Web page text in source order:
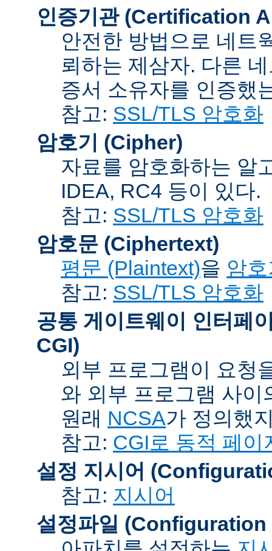
인증기관 (Certification
안전한 방법으로 네트
뢰하는 제삼자. 다른
증서 소유자를 인증했
참고: SSL/TLS 암호화
암호기 (Cipher)
자료를 암호화하는 알
IDEA, RC4 등이 있다.
참고: SSL/TLS 암호화
암호문 (Ciphertext)
평문 (Plaintext)을 암
참고: SSL/TLS 암호화
공통 게이트웨이 인터페
CGI)
외부 프로그램이 요청
와 외부 프로그램 사
원래 NCSA가 정의했
참고: CGI로 동적 페이
설정 지시어
참고: 지시어
설정파일 (Configuration